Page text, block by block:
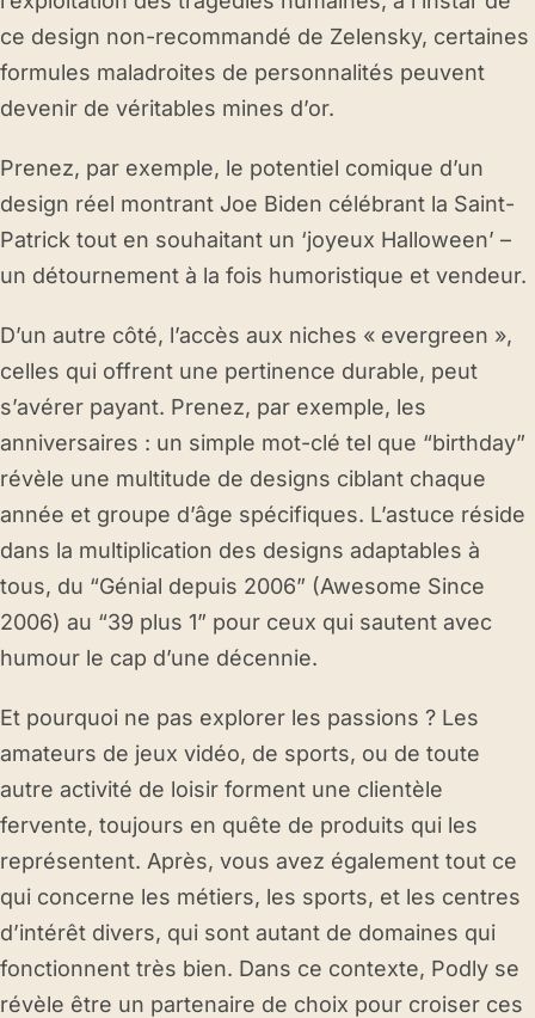
ce design non-recommandé de Zelensky, certaines
formules maladroites de personnalités peuvent
devenir de véritables mines d’or.
Prenez, par exemple, le potentiel comique d’un
design réel montrant Joe Biden célébrant la Saint-
Patrick tout en souhaitant un ‘joyeux Halloween’ –
un détournement à la fois humoristique et vendeur.
D’un autre côté, l’accès aux niches « evergreen »,
celles qui offrent une pertinence durable, peut
s’avérer payant. Prenez, par exemple, les
anniversaires : un simple mot-clé tel que “birthday”
révèle une multitude de designs ciblant chaque
année et groupe d’âge spécifiques. L’astuce réside
dans la multiplication des designs adaptables à
tous, du “Génial depuis 2006” (Awesome Since
2006) au “39 plus 1” pour ceux qui sautent avec
humour le cap d’une décennie.
Et pourquoi ne pas explorer les passions ? Les
amateurs de jeux vidéo, de sports, ou de toute
autre activité de loisir forment une clientèle
fervente, toujours en quête de produits qui les
représentent. Après, vous avez également tout ce
qui concerne les métiers, les sports, et les centres
d’intérêt divers, qui sont autant de domaines qui
fonctionnent très bien. Dans ce contexte, Podly se
révèle être un partenaire de choix pour croiser ces